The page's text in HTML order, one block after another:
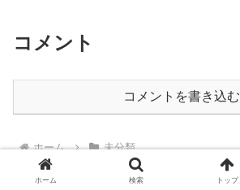
コメント
コメントを書き込む
ホーム 未分類
ホーム 検索 トップ